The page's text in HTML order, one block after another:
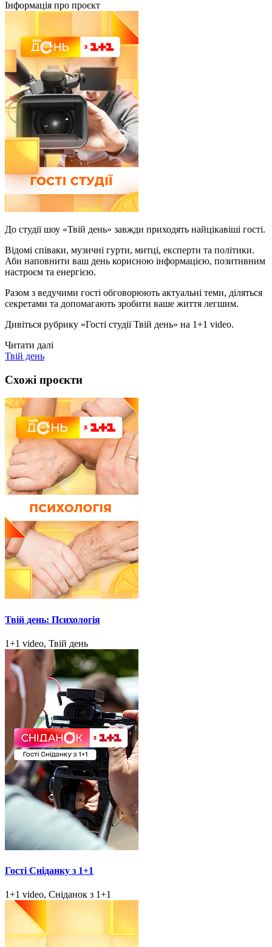
Інформація про проєкт
До студії шоу «Твій день» завжди приходять найцікавіші гості.
Відомі співаки, музичні гурти, митці, експерти та політики.
Аби наповнити ваш день корисною інформацією, позитивним
настроєм та енергією.
Разом з ведучими гості обговорюють актуальні теми, діляться
секретами та допомагають зробити ваше життя легшим.
Дивіться рубрику «Гості студії Твій день» на 1+1 video.
Читати далі
Твій день
Схожі проєкти
Твій день: Психологія
1+1 video, Твій день
Гості Сніданку з 1+1
1+1 video, Сніданок з 1+1